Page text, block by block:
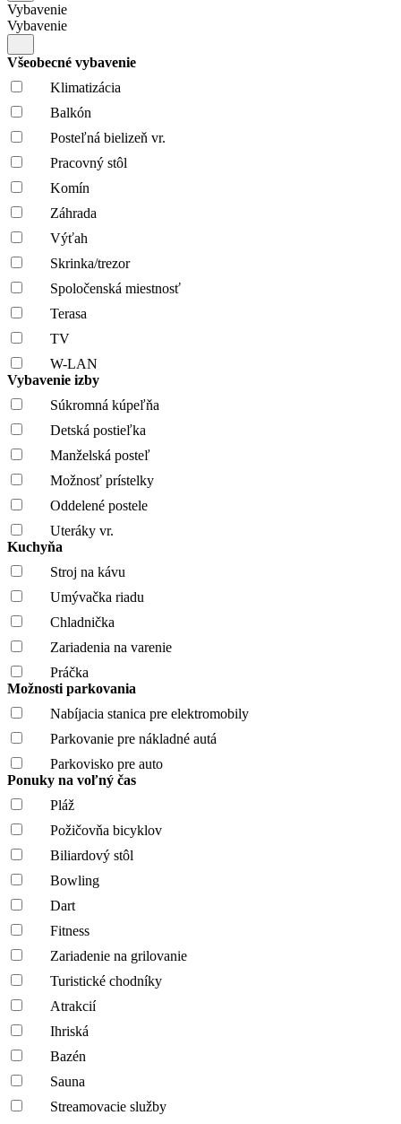
Vybavenie
Vybavenie
Všeobecné vybavenie
Klimatizácia
Balkón
Posteľná bielizeň vr.
Pracovný stôl
Komín
Záhrada
Výťah
Skrinka/trezor
Spoločenská miestnosť
Terasa
TV
W-LAN
Vybavenie izby
Súkromná kúpeľňa
Detská postieľka
Manželská posteľ
Možnosť prístelky
Oddelené postele
Uteráky vr.
Kuchyňa
Stroj na kávu
Umývačka riadu
Chladnička
Zariadenia na varenie
Práčka
Možnosti parkovania
Nabíjacia stanica pre elektromobily
Parkovanie pre nákladné autá
Parkovisko pre auto
Ponuky na voľný čas
Pláž
Požičovňa bicyklov
Biliardový stôl
Bowling
Dart
Fitness
Zariadenie na grilovanie
Turistické chodníky
Atrakcií
Ihriská
Bazén
Sauna
Streamovacie služby